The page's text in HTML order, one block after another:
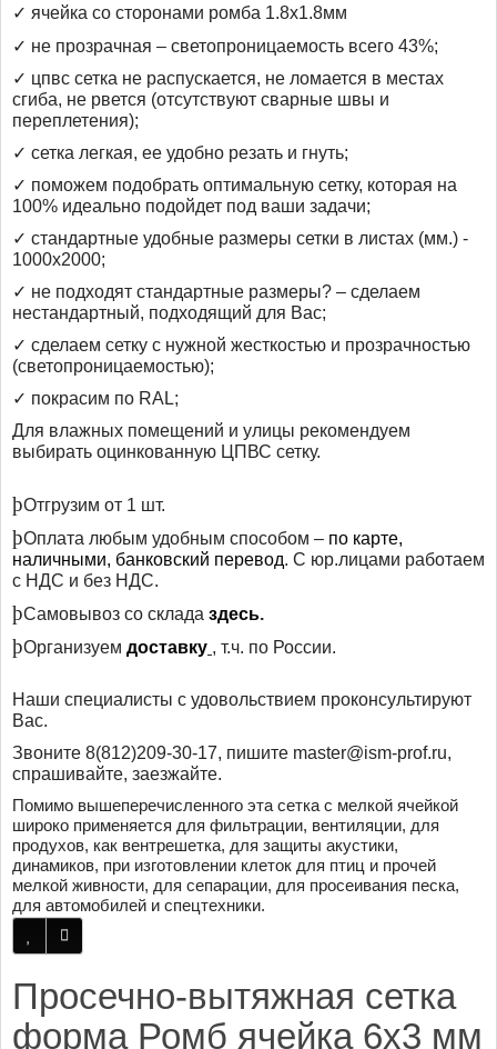
✓ ячейка со сторонами ромба 1.8х1.8мм
✓ не прозрачная – светопроницаемость всего 43%;
✓ цпвс сетка не распускается, не ломается в местах
сгиба, не рвется (отсутствуют сварные швы и
переплетения);
✓ сетка легкая, ее удобно резать и гнуть;
✓ поможем подобрать оптимальную сетку, которая на
100% идеально подойдет под ваши задачи;
✓ стандартные удобные размеры сетки в листах (мм.) -
1000х2000;
✓ не подходят стандартные размеры? – сделаем
нестандартный, подходящий для Вас;
✓ сделаем сетку с нужной жесткостью и прозрачностью
(светопроницаемостью);
✓ покрасим по RAL;
Для влажных помещений и улицы рекомендуем
выбирать оцинкованную ЦПВС сетку.
þОтгрузим от 1 шт.
þОплата любым удобным способом – по карте,
наличными, банковский перевод. С юр.лицами работаем
с НДС и без НДС.
þСамовывоз со склада здесь.
þОрганизуем доставку , т.ч. по России.
Наши специалисты с удовольствием проконсультируют
Вас.
Звоните 8(812)209-30-17, пишите master@ism-prof.ru,
спрашивайте, заезжайте.
Помимо вышеперечисленного эта сетка с мелкой ячейкой
широко применяется для фильтрации, вентиляции, для
продухов, как вентрешетка, для защиты акустики,
динамиков, при изготовлении клеток для птиц и прочей
мелкой живности, для сепарации, для просеивания песка,
для автомобилей и спецтехники.
Просечно-вытяжная сетка
форма Ромб ячейка 6х3 мм